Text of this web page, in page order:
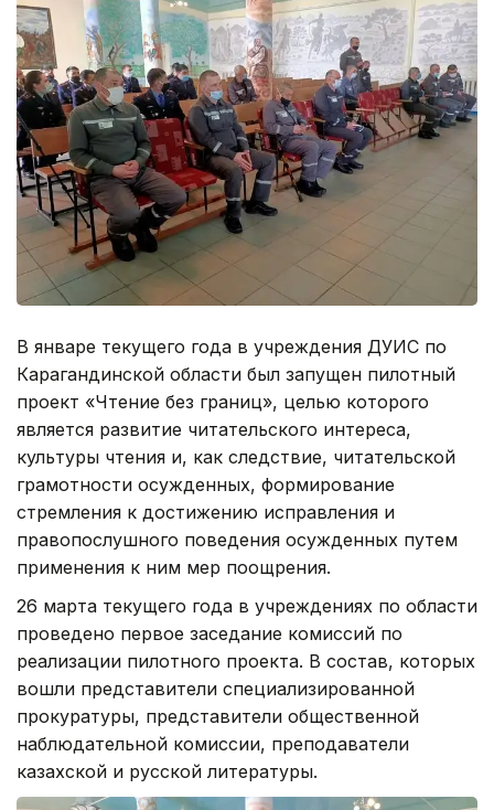
В январе текущего года в учреждения ДУИС по
Карагандинской области был запущен пилотный
проект «Чтение без границ», целью которого
является развитие читательского интереса,
культуры чтения и, как следствие, читательской
грамотности осужденных, формирование
стремления к достижению исправления и
правопослушного поведения осужденных путем
применения к ним мер поощрения.
26 марта текущего года в учреждениях по области
проведено первое заседание комиссий по
реализации пилотного проекта. В состав, которых
вошли представители специализированной
прокуратуры, представители общественной
наблюдательной комиссии, преподаватели
казахской и русской литературы.